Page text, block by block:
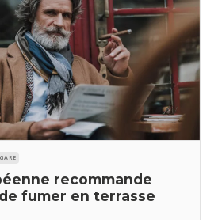
recommande
fumer en terrasse